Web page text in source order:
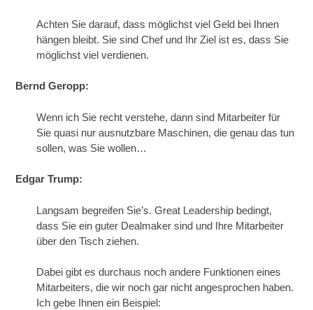
Achten Sie darauf, dass möglichst viel Geld bei Ihnen
hängen bleibt. Sie sind Chef und Ihr Ziel ist es, dass Sie
möglichst viel verdienen.
Bernd Geropp:
Wenn ich Sie recht verstehe, dann sind Mitarbeiter für
Sie quasi nur ausnutzbare Maschinen, die genau das tun
sollen, was Sie wollen…
Edgar Trump:
Langsam begreifen Sie’s. Great Leadership bedingt,
dass Sie ein guter Dealmaker sind und Ihre Mitarbeiter
über den Tisch ziehen.
Dabei gibt es durchaus noch andere Funktionen eines
Mitarbeiters, die wir noch gar nicht angesprochen haben.
Ich gebe Ihnen ein Beispiel: